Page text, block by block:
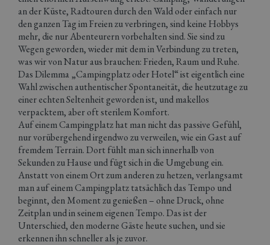
an der Küste, Radtouren durch den Wald oder einfach nur
den ganzen Tag im Freien zu verbringen, sind keine Hobbys
mehr, die nur Abenteurern vorbehalten sind. Sie sind zu
Wegen geworden, wieder mit dem in Verbindung zu treten,
was wir von Natur aus brauchen: Frieden, Raum und Ruhe.
Das Dilemma „Campingplatz oder Hotel“ ist eigentlich eine
Wahl zwischen authentischer Spontaneität, die heutzutage zu
einer echten Seltenheit geworden ist, und makellos
verpacktem, aber oft sterilem Komfort.
Auf einem Campingplatz hat man nicht das passive Gefühl,
nur vorübergehend irgendwo zu verweilen, wie ein Gast auf
fremdem Terrain. Dort fühlt man sich innerhalb von
Sekunden zu Hause und fügt sich in die Umgebung ein.
Anstatt von einem Ort zum anderen zu hetzen, verlangsamt
man auf einem Campingplatz tatsächlich das Tempo und
beginnt, den Moment zu genießen – ohne Druck, ohne
Zeitplan und in seinem eigenen Tempo. Das ist der
Unterschied, den moderne Gäste heute suchen, und sie
erkennen ihn schneller als je zuvor.